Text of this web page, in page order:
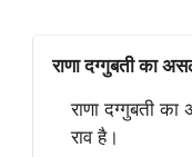
राणा दग्गुबती का
राणा दग्गुबती का
राव है।